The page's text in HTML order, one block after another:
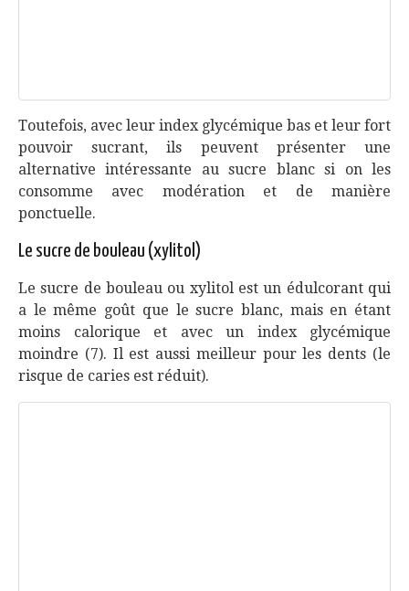
Toutefois, avec leur index glycémique bas et leur fort
pouvoir sucrant, ils peuvent présenter une
alternative intéressante au sucre blanc si on les
consomme avec modération et de manière
ponctuelle.
Le sucre de bouleau (xylitol)
Le sucre de bouleau ou xylitol est un édulcorant qui
a le même goût que le sucre blanc, mais en étant
moins calorique et avec un index glycémique
moindre (7). Il est aussi meilleur pour les dents (le
risque de caries est réduit).